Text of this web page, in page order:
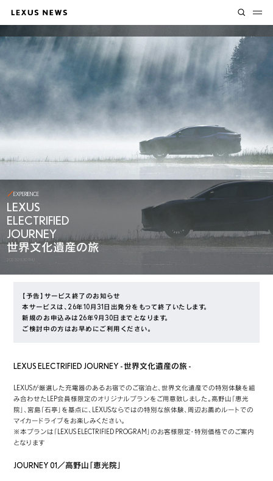
EXPERIENCE
LEXUS
ELECTRIFIED
JOURNEY
世界文化遺産の旅
2023.03.30 THU
【予告】サービス終了のお知らせ
本サービスは、26年10月31日出発分をもって終了いたします。
新規のお申込みは26年9月30日までとなります。
ご検討中の方はお早めにご利用ください。
LEXUS ELECTRIFIED JOURNEY - 世界文化遺産の旅 -
LEXUSが厳選した充電器のあるお宿でのご宿泊と、世界文化遺産での特別体験を組
み合わせたLEP会員様限定のオリジナルプランをご用意致しました。高野山「恵光
院」、宮島「石亭」を基点に、LEXUSならではの特別な旅体験、周辺お薦めルートでの
マイカードライブをお楽しみください。
※本プランは「LEXUS ELECTRIFIED PROGRAM」のお客様限定・特別価格でのご案内
となります
JOURNEY 01／高野山「恵光院」